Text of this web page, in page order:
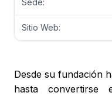
Sede:
Sitio Web:
Desde su fundación
hasta